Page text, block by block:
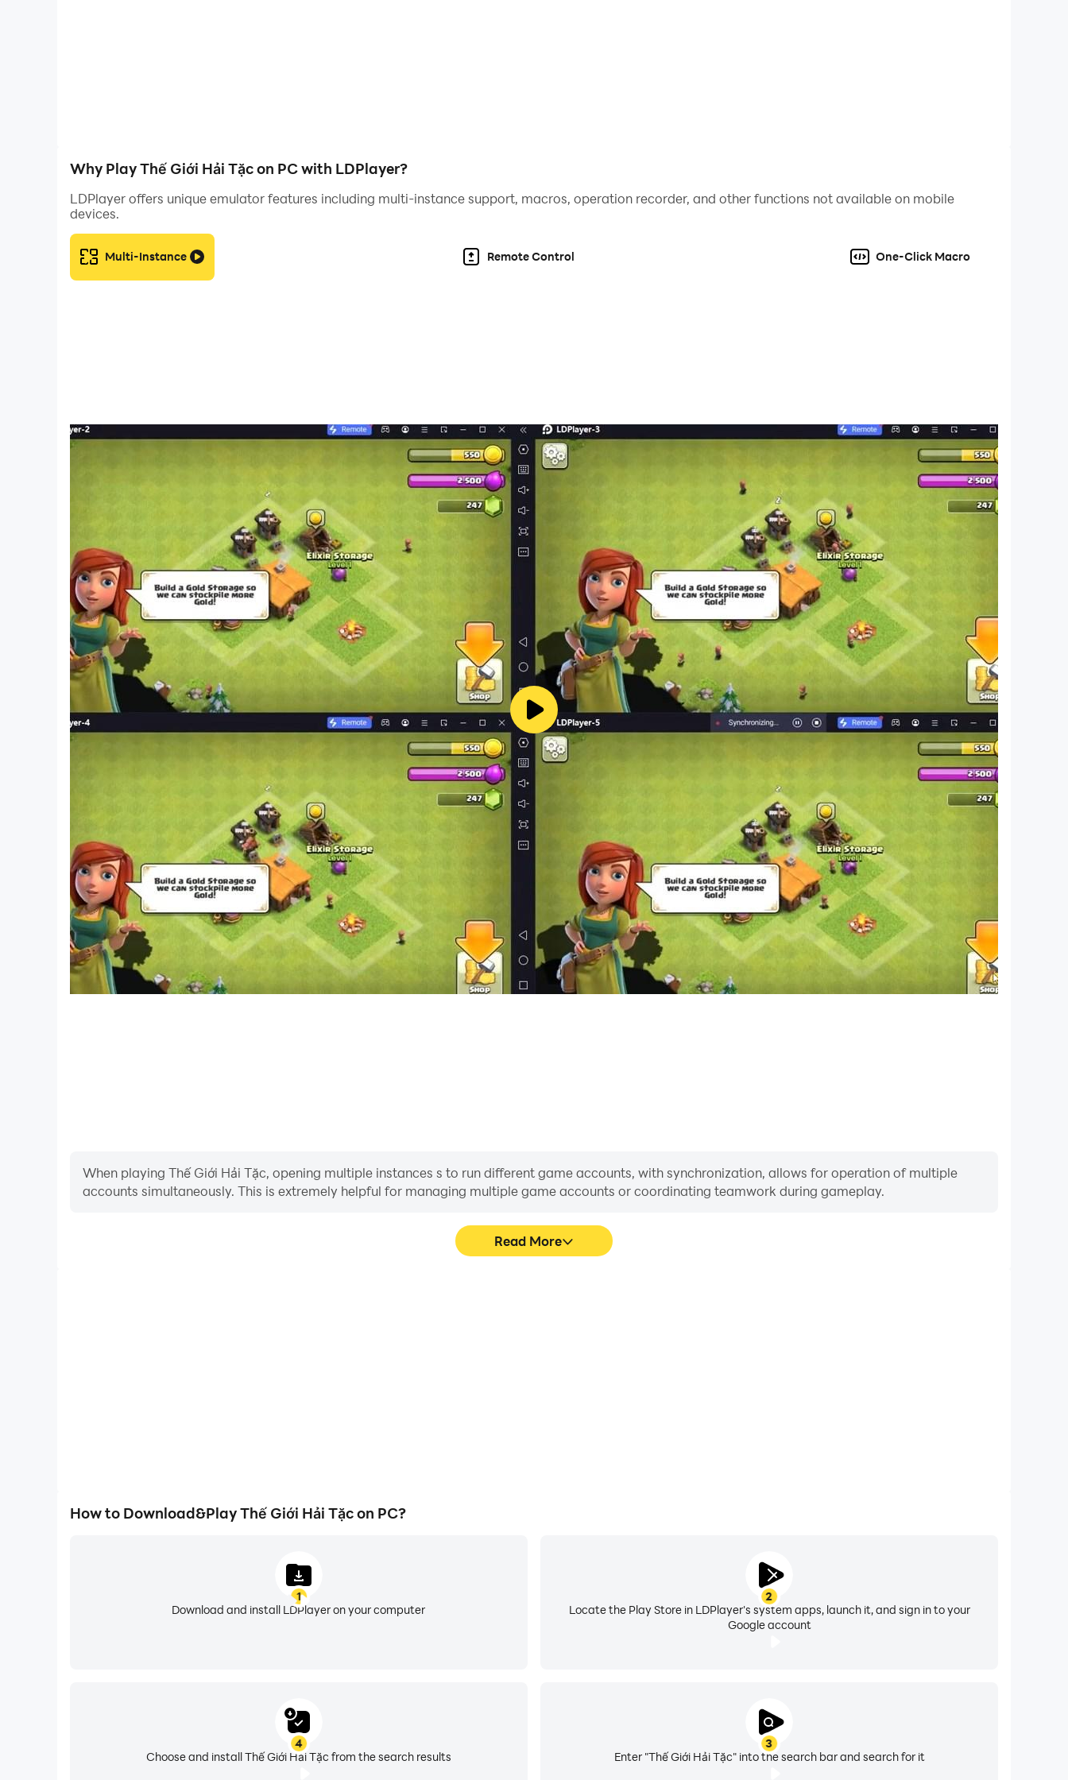
Why Play Thế Giới Hải Tặc on PC with LDPlayer?
LDPlayer offers unique emulator features including multi-instance support, macros, operation recorder, and other functions not available on mobile
devices.
Multi-Instance Remote Control One-Click Macro
When playing Thế Giới Hải Tặc, opening multiple instances s to run different game accounts, with synchronization, allows for operation of multiple
accounts simultaneously. This is extremely helpful for managing multiple game accounts or coordinating teamwork during gameplay.
Read More
How to Download&Play Thế Giới Hải Tặc on PC?
1
Download and install LDPlayer on your computer
2
Locate the Play Store in LDPlayer's system apps, launch it, and sign in to your
Google account
3
Enter "Thế Giới Hải Tặc" into the search bar and search for it
4
Choose and install Thế Giới Hải Tặc from the search results